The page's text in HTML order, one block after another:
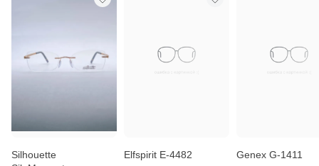
Silhouette
Elfspirit E-4482 Genex G-1411